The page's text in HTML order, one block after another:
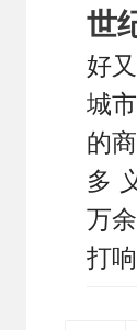
世
好
城
的
多
万
打